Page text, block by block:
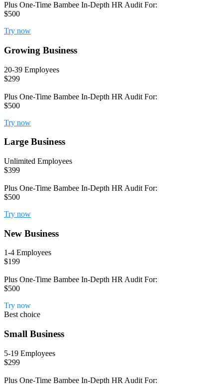
Plus One-Time Bambee In-Depth HR Audit For:
$500
Try now
Growing Business
20-39 Employees
$299
Plus One-Time Bambee In-Depth HR Audit For:
$500
Try now
Large Business
Unlimited Employees
$399
Plus One-Time Bambee In-Depth HR Audit For:
$500
Try now
New Business
1-4 Employees
$199
Plus One-Time Bambee In-Depth HR Audit For:
$500
Try now
Best choice
Small Business
5-19 Employees
$299
Plus One-Time Bambee In-Depth HR Audit For: